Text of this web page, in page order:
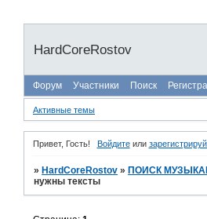
HardCoreRostov
Форум Участники Поиск
Активные темы
Привет, Гость! Войдитеили
» HardCoreRostov » ПОИСК
нужны тексты